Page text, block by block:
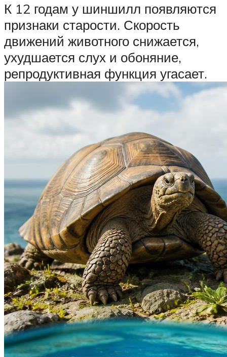
К 12 годам у шиншилл появляются
признаки старости. Скорость
движений животного снижается,
ухудшается слух и обоняние,
репродуктивная функция угасает.